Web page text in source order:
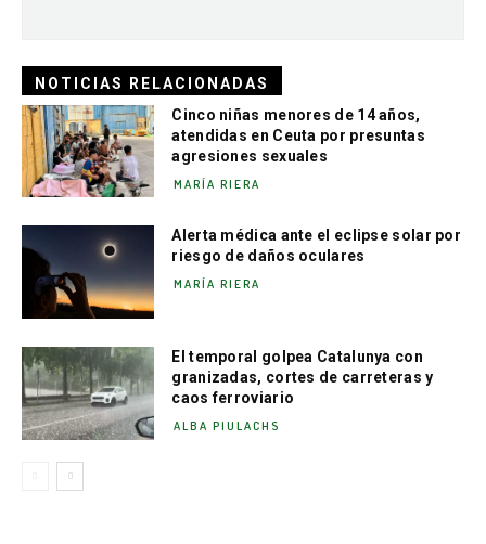
NOTICIAS RELACIONADAS
Cinco niñas menores de 14 años,
atendidas en Ceuta por presuntas
agresiones sexuales
MARÍA RIERA
Alerta médica ante el eclipse solar por
riesgo de daños oculares
MARÍA RIERA
El temporal golpea Catalunya con
granizadas, cortes de carreteras y
caos ferroviario
ALBA PIULACHS